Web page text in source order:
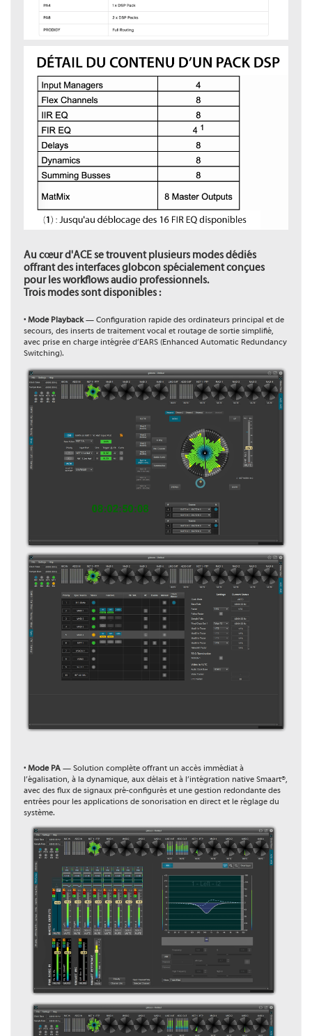
Au cœur d'ACE se trouvent plusieurs modes dédiés
offrant des interfaces globcon spécialement conçues
pour les workflows audio professionnels.
Trois modes sont disponibles :
• Mode Playback— Configuration rapide des ordinateurs principal et de
secours, des inserts de traitement vocal et routage de sortie simplifié,
avec prise en charge intégrée d’EARS (Enhanced Automatic Redundancy
Switching).
• Mode PA — Solution complète offrant un accès immédiat à
l’égalisation, à la dynamique, aux délais et à l’intégration native Smaart®,
avec des flux de signaux pré-configurés et une gestion redondante des
entrées pour les applications de sonorisation en direct et le réglage du
système.